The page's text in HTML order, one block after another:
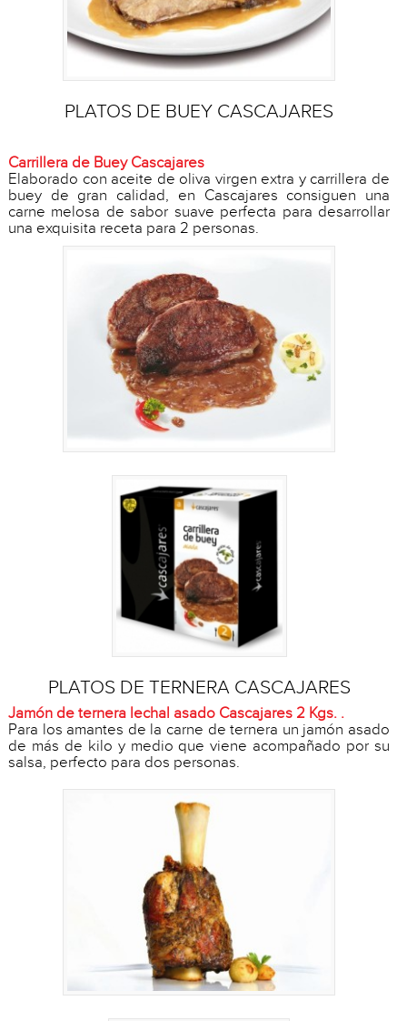
PLATOS DE BUEY CASCAJARES
Carrillera de Buey Cascajares
Elaborado con aceite de oliva virgen extra y carrillera de
buey de gran calidad, en Cascajares consiguen una
carne melosa de sabor suave perfecta para desarrollar
una exquisita receta para 2 personas.
PLATOS DE TERNERA CASCAJARES
Jamón de ternera lechal asado Cascajares 2 Kgs. .
Para los amantes de la carne de ternera un jamón asado
de más de kilo y medio que viene acompañado por su
salsa, perfecto para dos personas.